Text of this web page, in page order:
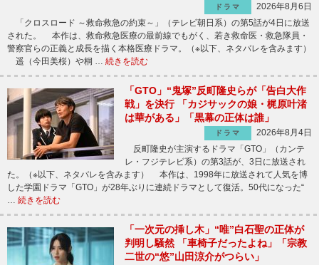
ドラマ
2026年8月6日
「クロスロード ～救命救急の約束～」（テレビ朝日系）の第5話が4日に放送
された。 本作は、救命救急医療の最前線でもがく、若き救命医・救急隊員・
警察官らの正義と成長を描く本格医療ドラマ。（※以下、ネタバレを含みます）
遥（今田美桜）や桐 … 続きを読む
「GTO」“鬼塚”反町隆史らが「告白大作
戦」を決行 「カジサックの娘・梶原叶渚
は華がある」「黒幕の正体は誰」
ドラマ
2026年8月4日
反町隆史が主演するドラマ「GTO」（カンテ
レ・フジテレビ系）の第3話が、3日に放送され
た。（※以下、ネタバレを含みます） 本作は、1998年に放送されて人気を博
した学園ドラマ「GTO」が28年ぶりに連続ドラマとして復活。50代になった“
続きを読む
「一次元の挿し木」“唯”白石聖の正体が
判明し騒然 「車椅子だったよね」「宗教
二世の“悠”山田涼介がつらい」